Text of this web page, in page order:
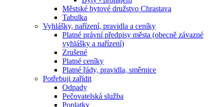
Městské bytové družstvo Chrastava
Tabulka
Vyhlášky, nařízení, pravidla a ceníky
Platné právní předpisy města (obecně závazné
vyhlášky a nařízení)
Zrušené
Platné ceníky
Platné řády, pravidla, směrnice
Potřebuji zařídit
Odpady
Pečovatelská služba
Poplatky